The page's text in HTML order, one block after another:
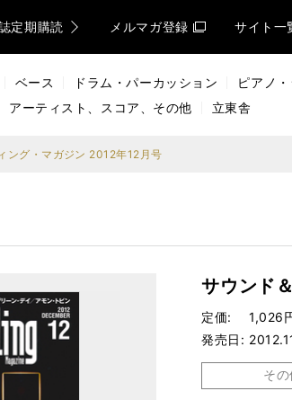
定期購読 メルマガ登録 サイト一
ベース ドラム・パーカッション ピアノ
アーティスト、スコア、その他
立東舎
ング・マガジン 2012年12月号
サウンド
定価
1,026
発売日
そ